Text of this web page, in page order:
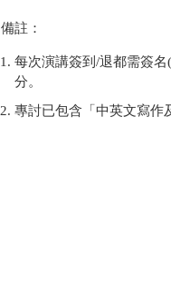
備註：
每次演講簽到/退都需簽
分。
專討已包含「中英文寫作